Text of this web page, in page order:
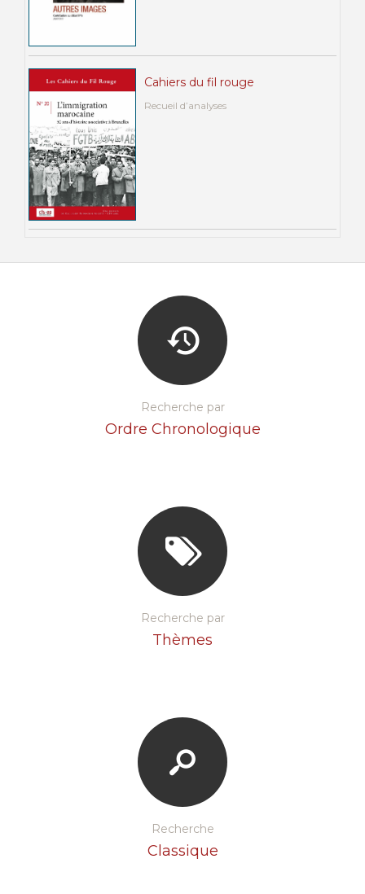
Cahiers du fil rouge
Recueil d’analyses
Recherche par
Ordre Chronologique
Recherche par
Thèmes
Recherche
Classique